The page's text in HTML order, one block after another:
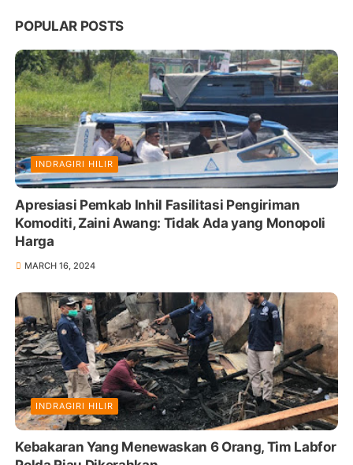
POPULAR POSTS
INDRAGIRI HILIR
Apresiasi Pemkab Inhil Fasilitasi Pengiriman
Komoditi, Zaini Awang: Tidak Ada yang Monopoli
Harga
MARCH 16, 2024
INDRAGIRI HILIR
Kebakaran Yang Menewaskan 6 Orang, Tim Labfor